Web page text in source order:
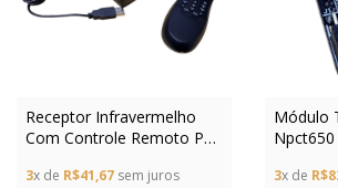
Receptor Infravermelho
Com Controle Remoto P
3x de R$41,67 sem juros
Módulo
3x de